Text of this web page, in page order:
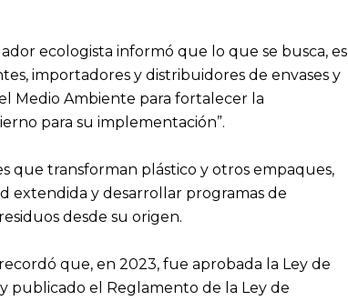
ecologista informó que lo que se busca, es
importadores y distribuidores de envases y
Medio Ambiente para fortalecer la
para su implementación”.
que transforman plástico y otros empaques,
extendida y desarrollar programas de
desde su origen.
que, en 2023, fue aprobada la Ley de
publicado el Reglamento de la Ley de